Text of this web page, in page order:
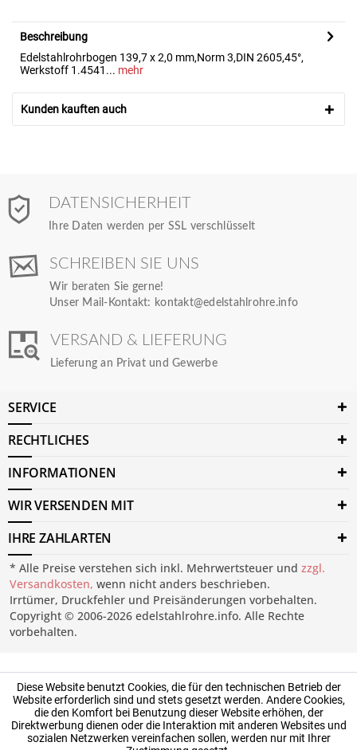
Beschreibung
Edelstahlrohrbogen 139,7 x 2,0 mm,Norm 3,DIN 2605,45°,
Werkstoff 1.4541... mehr
Kunden kauften auch
DATENSICHERHEIT
Ihre Daten werden per SSL verschlüsselt
SCHREIBEN SIE UNS
Wir beraten Sie gerne!
Unser Mail-Kontakt: kontakt@edelstahlrohre.info
VERSAND & LIEFERUNG
Lieferung an Privat und Gewerbe
SERVICE
RECHTLICHES
INFORMATIONEN
WIR VERSENDEN MIT
IHRE ZAHLARTEN
* Alle Preise verstehen sich inkl. Mehrwertsteuer und zzgl.
Versandkosten, wenn nicht anders beschrieben.
Irrtümer, Druckfehler und Preisänderungen vorbehalten.
Copyright © 2006-2026 edelstahlrohre.info. Alle Rechte
vorbehalten.
Diese Website benutzt Cookies, die für den technischen Betrieb der
Website erforderlich sind und stets gesetzt werden. Andere Cookies,
die den Komfort bei Benutzung dieser Website erhöhen, der
Direktwerbung dienen oder die Interaktion mit anderen Websites und
sozialen Netzwerken vereinfachen sollen, werden nur mit Ihrer